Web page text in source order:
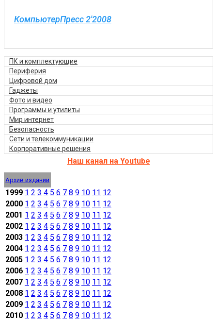
КомпьютерПресс 2'2008
ПК и комплектующие
Периферия
Цифровой дом
Гаджеты
Фото и видео
Программы и утилиты
Мир интернет
Безопасность
Сети и телекоммуникации
Корпоративные решения
Наш канал на Youtube
Архив изданий
1999 1 2 3 4 5 6 7 8 9 10 11 12
2000 1 2 3 4 5 6 7 8 9 10 11 12
2001 1 2 3 4 5 6 7 8 9 10 11 12
2002 1 2 3 4 5 6 7 8 9 10 11 12
2003 1 2 3 4 5 6 7 8 9 10 11 12
2004 1 2 3 4 5 6 7 8 9 10 11 12
2005 1 2 3 4 5 6 7 8 9 10 11 12
2006 1 2 3 4 5 6 7 8 9 10 11 12
2007 1 2 3 4 5 6 7 8 9 10 11 12
2008 1 2 3 4 5 6 7 8 9 10 11 12
2009 1 2 3 4 5 6 7 8 9 10 11 12
2010 1 2 3 4 5 6 7 8 9 10 11 12